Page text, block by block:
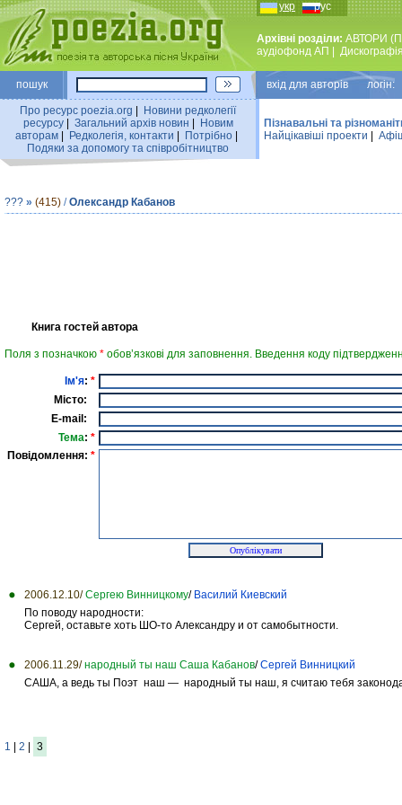
укр рус
Архівні розділи: АВТОРИ
аудiофонд АП
пошук вхiд для авторiв логін:
Про ресурс poezia.org
Новини редколегiї
ресурсу| Загальний архiв новин
Новим
авторам
Редколегiя, контакти Потрiбно
Подяки за допомогу та співробітництво
Пізнавальні та
Найцiкавiшi проекти
??? » (415) /Олександр Кабанов
Книга гостей автора
Поля з позначкою * обов’язкові для заповнення. Введення коду
Ім'я: *
Місто:
E-mail:
Тема: *
Повідомлення: *
2006.12.10/ Сергею Винницкому/ Василий Киевский
По поводу народности:
Сергей, оставьте хоть ШО-то Александру и от самобытности.
2006.11.29/ народный ты наш Cаша Кабанов/Сергей Винницкий
САША, а ведь ты Поэт наш — народный ты наш, я считаю тебя
1 2 3